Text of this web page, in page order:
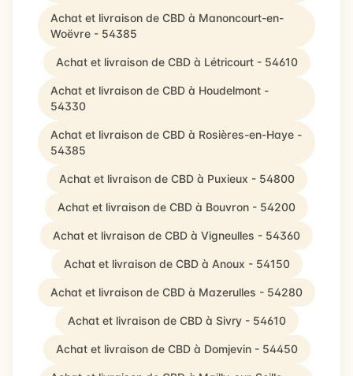
Achat et livraison de CBD à Manoncourt-en-
Woëvre - 54385
Achat et livraison de CBD à Létricourt - 54610
Achat et livraison de CBD à Houdelmont -
54330
Achat et livraison de CBD à Rosières-en-Haye -
54385
Achat et livraison de CBD à Puxieux - 54800
Achat et livraison de CBD à Bouvron - 54200
Achat et livraison de CBD à Vigneulles - 54360
Achat et livraison de CBD à Anoux - 54150
Achat et livraison de CBD à Mazerulles - 54280
Achat et livraison de CBD à Sivry - 54610
Achat et livraison de CBD à Domjevin - 54450